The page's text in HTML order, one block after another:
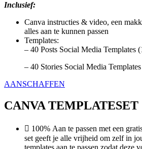
Inclusief:
Canva instructies & video, een
alles aan te kunnen passen
Templates:
– 40 Posts Social Media Templates
– 40 Stories Social Media
AANSCHAFFEN
CANVA TEMPLATESET
100% Aan te passen met een
set geeft je alle vrijheid om zelf in
templates aan te passen zodat deze